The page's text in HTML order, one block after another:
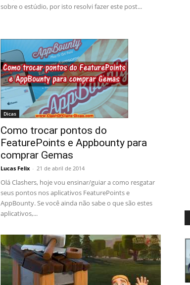
sobre o estúdio, por isto resolvi fazer este post...
Dicas
Como trocar pontos do
FeaturePoints e Appbounty para
comprar Gemas
Lucas Felix - 21 de abril de 2014
Olá Clashers, hoje vou ensinar/guiar a como resgatar
seus pontos nos aplicativos FeaturePoints e
AppBounty. Se você ainda não sabe o que são estes
aplicativos,...